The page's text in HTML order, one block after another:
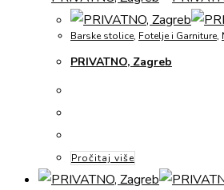
Barske stolice, Fotelje i Garniture,
PRIVATNO, Zagreb
Pročitaj više